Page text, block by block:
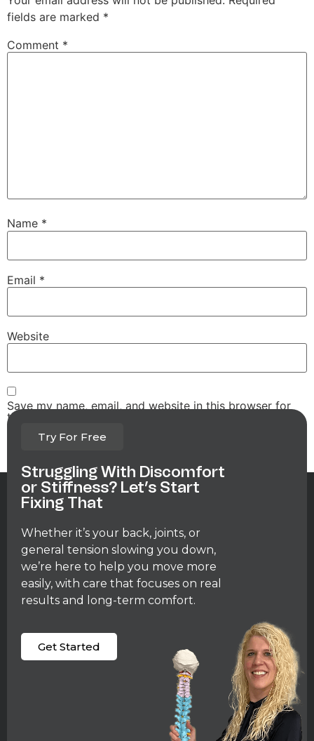
fields are marked *
Comment *
Name *
Email *
Website
Save my name, email, and website in this browser for
the next time I comment.
Try For Free
Struggling With Discomfort
or Stiffness? Let’s Start
Fixing That
Whether it’s your back, joints, or
general tension slowing you down,
we’re here to help you move more
easily, with care that focuses on real
results and long-term comfort.
Get Started